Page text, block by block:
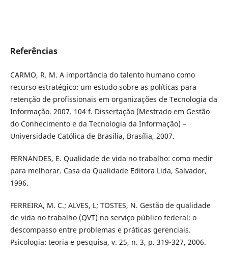
Referências
CARMO, R. M. A importância do talento humano como
recurso estratégico: um estudo sobre as políticas para
retenção de profissionais em organizações de Tecnologia da
Informação. 2007. 104 f. Dissertação (Mestrado em Gestão
do Conhecimento e da Tecnologia da Informação) –
Universidade Católica de Brasília, Brasília, 2007.
FERNANDES, E. Qualidade de vida no trabalho: como medir
para melhorar. Casa da Qualidade Editora Lida, Salvador,
1996.
FERREIRA, M. C.; ALVES, L; TOSTES, N. Gestão de qualidade
de vida no trabalho (QVT) no serviço público federal: o
descompasso entre problemas e práticas gerenciais.
Psicologia: teoria e pesquisa, v. 25, n. 3, p. 319-327, 2006.